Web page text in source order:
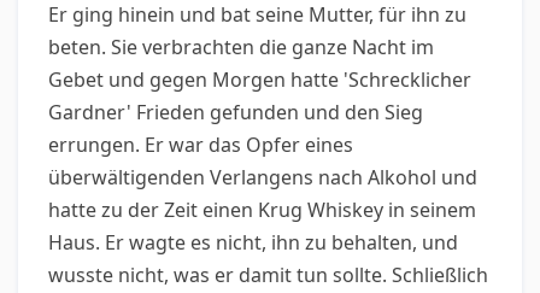
Er ging hinein und bat seine Mutter, für ihn zu
beten. Sie verbrachten die ganze Nacht im
Gebet und gegen Morgen hatte 'Schrecklicher
Gardner' Frieden gefunden und den Sieg
errungen. Er war das Opfer eines
überwältigenden Verlangens nach Alkohol und
hatte zu der Zeit einen Krug Whiskey in seinem
Haus. Er wagte es nicht, ihn zu behalten, und
wusste nicht, was er damit tun sollte. Schließlich